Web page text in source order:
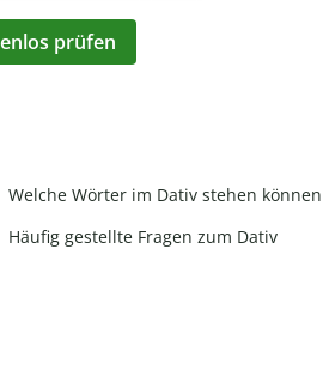
prüfen
Welche Wörter im Dativ stehen können
Häufig gestellte Fragen zum Dativ